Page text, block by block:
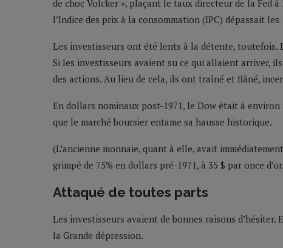
de choc Volcker », plaçant le taux directeur de la Fed
l’Indice des prix à la consommation (IPC) dépassait
Les investisseurs ont été lents à la détente, toutefois.
Si les investisseurs avaient su ce qui allaient arriver,
des actions. Au lieu de cela, ils ont traîné et flâné,
En dollars nominaux post-1971, le Dow était à
que le marché boursier entame sa hausse historique.
(L’ancienne monnaie, quant à elle, avait
grimpé de 75% en dollars pré-1971, à 35 $ par once
Attaqué de toutes parts
Les investisseurs avaient de bonnes raisons
la Grande dépression.